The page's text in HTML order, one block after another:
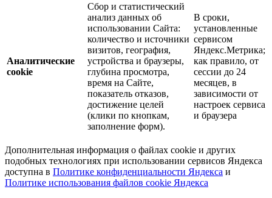
Аналитические
cookie
Сбор и статистический
анализ данных об
использовании Сайта:
количество и источники
визитов, география,
устройства и браузеры,
глубина просмотра,
время на Сайте,
показатель отказов,
достижение целей
(клики по кнопкам,
заполнение форм).
В сроки,
установленные
сервисом
Яндекс.Метрика;
как правило, от
сессии до 24
месяцев, в
зависимости от
настроек сервиса
и браузера
Дополнительная информация о файлах cookie и других
подобных технологиях при использовании сервисов Яндекса
доступна в Политике конфиденциальности Яндекса и
Политике использования файлов cookie Яндекса